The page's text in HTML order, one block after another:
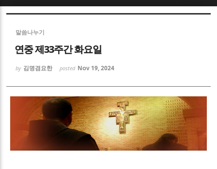
말씀나누기
연중 제33주간 화요일
by 김명겸요한 posted Nov 19, 2024
Sketchbook5, 스케치북5
Sketchbook5, 스케치북5
Sketchbook5, 스케치북5
Sketchbook5, 스케치북5